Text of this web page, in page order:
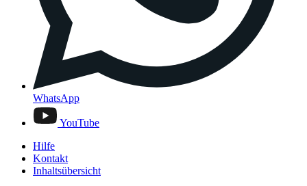
WhatsApp
YouTube
Hilfe
Kontakt
Inhaltsübersicht